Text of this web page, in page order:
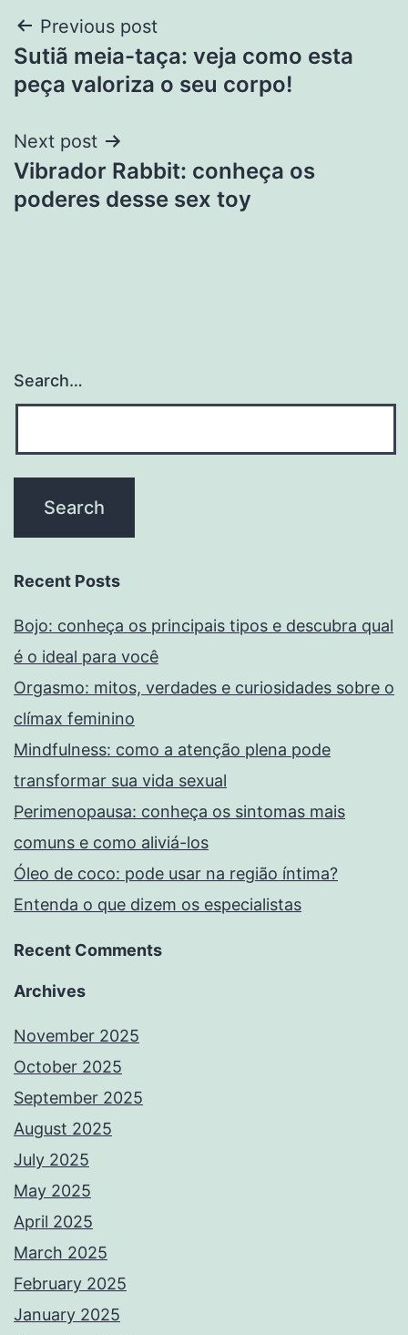
Post
navigation
Previous post
Sutiã meia-taça: veja como esta
peça valoriza o seu corpo!
Next post
Vibrador Rabbit: conheça os
poderes desse sex toy
Search…
Recent Posts
Bojo: conheça os principais tipos e descubra qual
é o ideal para você
Orgasmo: mitos, verdades e curiosidades sobre o
clímax feminino
Mindfulness: como a atenção plena pode
transformar sua vida sexual
Perimenopausa: conheça os sintomas mais
comuns e como aliviá-los
Óleo de coco: pode usar na região íntima?
Entenda o que dizem os especialistas
Recent Comments
Archives
November 2025
October 2025
September 2025
August 2025
July 2025
May 2025
April 2025
March 2025
February 2025
January 2025